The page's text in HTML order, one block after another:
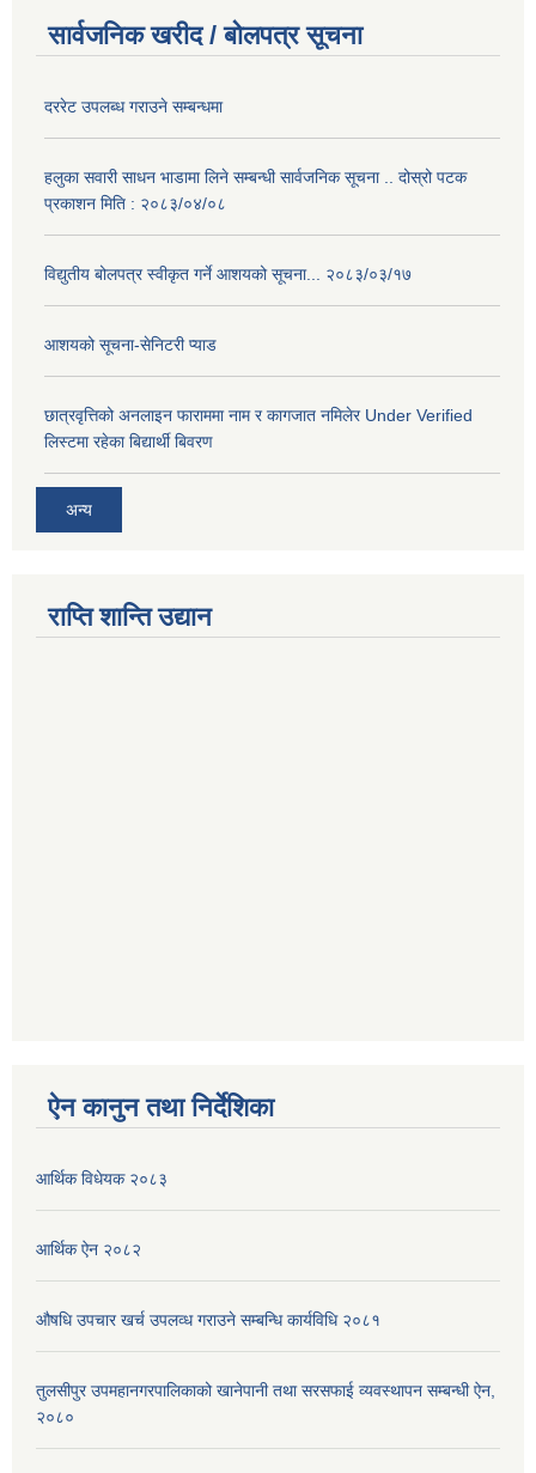
सार्वजनिक खरीद / बोलपत्र सूचना
दररेट उपलब्ध गराउने सम्बन्धमा
हलुका सवारी साधन भाडामा लिने सम्बन्धी सार्वजनिक सूचना .. दोस्रो पटक
प्रकाशन मिति : २०८३/०४/०८
विद्युतीय बोलपत्र स्वीकृत गर्ने आशयको सूचना... २०८३/०३/१७
आशयको सूचना-सेनिटरी प्याड
छात्रवृत्तिको अनलाइन फाराममा नाम र कागजात नमिलेर Under Verified
लिस्टमा रहेका बिद्यार्थी बिवरण
अन्य
राप्ति शान्ति उद्यान
ऐन कानुन तथा निर्देशिका
आर्थिक विधेयक २०८३
आर्थिक ऐन २०८२
औषधि उपचार खर्च उपलव्ध गराउने सम्बन्धि कार्यविधि २०८१
तुलसीपुर उपमहानगरपालिकाको खानेपानी तथा सरसफाई व्यवस्थापन सम्बन्धी ऐन,
२०८०